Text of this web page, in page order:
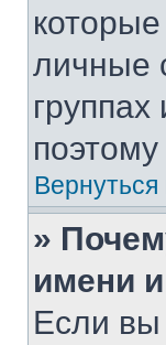
личные
Вернуться
»
имени
Если